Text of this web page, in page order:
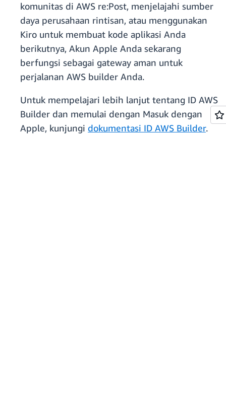
komunitas di AWS re:Post, menjelajahi sumber
daya perusahaan rintisan, atau menggunakan
Kiro untuk membuat kode aplikasi Anda
berikutnya, Akun Apple Anda sekarang
berfungsi sebagai gateway aman untuk
perjalanan AWS builder Anda.
Untuk mempelajari lebih lanjut tentang ID AWS
Builder dan memulai dengan Masuk dengan
Apple, kunjungi dokumentasi ID AWS Builder.